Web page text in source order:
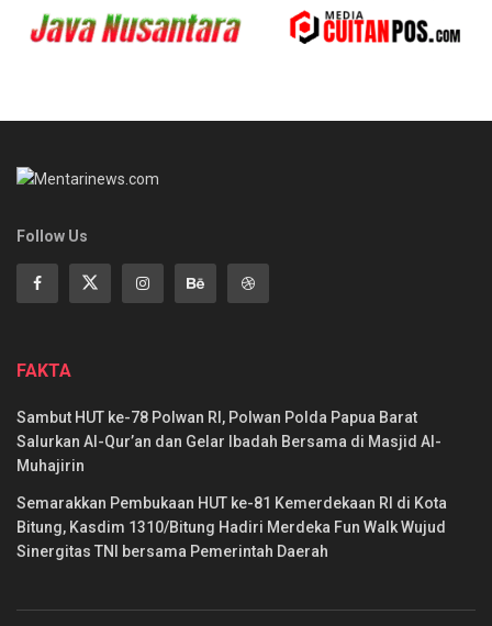
Follow Us
FAKTA
Sambut HUT ke-78 Polwan RI, Polwan Polda Papua Barat
Salurkan Al-Qur’an dan Gelar Ibadah Bersama di Masjid Al-
Muhajirin
Semarakkan Pembukaan HUT ke-81 Kemerdekaan RI di Kota
Bitung, Kasdim 1310/Bitung Hadiri Merdeka Fun Walk Wujud
Sinergitas TNI bersama Pemerintah Daerah